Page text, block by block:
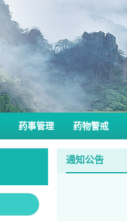
药事管理 药物警戒
通知公告